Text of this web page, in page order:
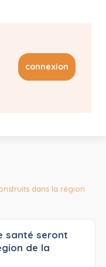
connexion
santé seront
de la